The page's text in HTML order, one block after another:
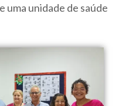
uma unidade de saúde